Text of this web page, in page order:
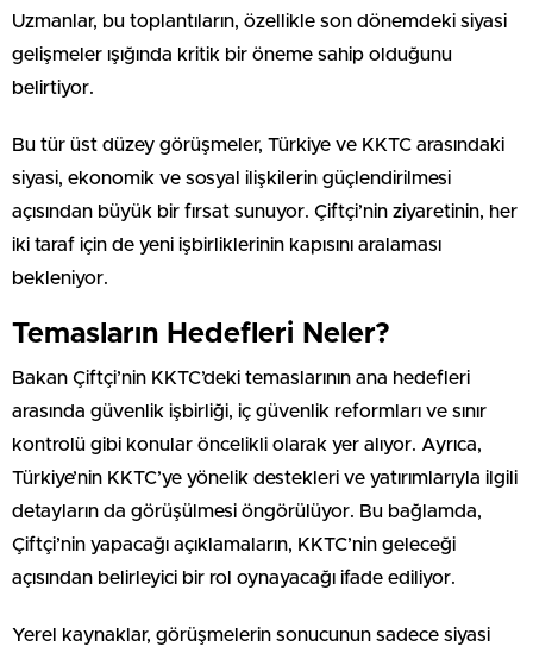
Uzmanlar, bu toplantıların, özellikle son dönemdeki siyasi
gelişmeler ışığında kritik bir öneme sahip olduğunu
belirtiyor.
Bu tür üst düzey görüşmeler, Türkiye ve KKTC arasındaki
siyasi, ekonomik ve sosyal ilişkilerin güçlendirilmesi
açısından büyük bir fırsat sunuyor. Çiftçi’nin ziyaretinin, her
iki taraf için de yeni işbirliklerinin kapısını aralaması
bekleniyor.
Temasların Hedefleri Neler?
Bakan Çiftçi’nin KKTC’deki temaslarının ana hedefleri
arasında güvenlik işbirliği, iç güvenlik reformları ve sınır
kontrolü gibi konular öncelikli olarak yer alıyor. Ayrıca,
Türkiye’nin KKTC’ye yönelik destekleri ve yatırımlarıyla ilgili
detayların da görüşülmesi öngörülüyor. Bu bağlamda,
Çiftçi’nin yapacağı açıklamaların, KKTC’nin geleceği
açısından belirleyici bir rol oynayacağı ifade ediliyor.
Yerel kaynaklar, görüşmelerin sonucunun sadece siyasi